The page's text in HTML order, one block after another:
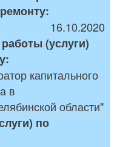
16.10.2020
(услуги)
капитального
в
области"
по